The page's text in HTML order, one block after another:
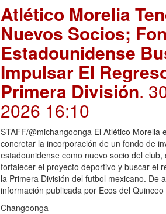
Atlético Morelia
Nuevos Socios;
Estadounidense
Impulsar El
Primera División.
2026 16:10
STAFF/@michangoonga El Atlético Morelia
concretar la incorporación de un fondo de
estadounidense como nuevo socio del club,
fortalecer el proyecto deportivo y buscar el
la Primera División del futbol mexicano. De
información publicada por Ecos del Quinceo
Changoonga